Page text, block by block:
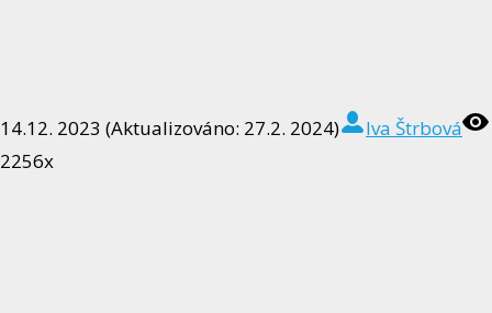
14.12. 2023 (Aktualizováno: 27.2. 2024)
Iva Štrbová
2256x